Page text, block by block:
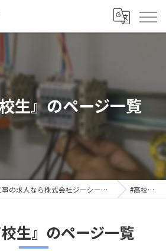
生』のページ一覧
岡山県岡山市の電気工事の求人なら株式会社ジーシーデイ #高校生
生』のページ一覧